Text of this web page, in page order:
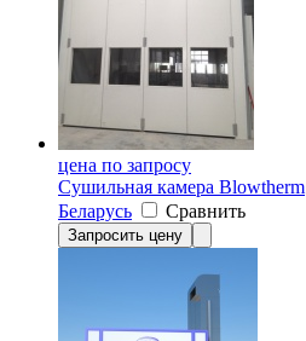
цена по запросу
Сушильная камера Blowtherm
Беларусь
Сравнить
Запросить цену